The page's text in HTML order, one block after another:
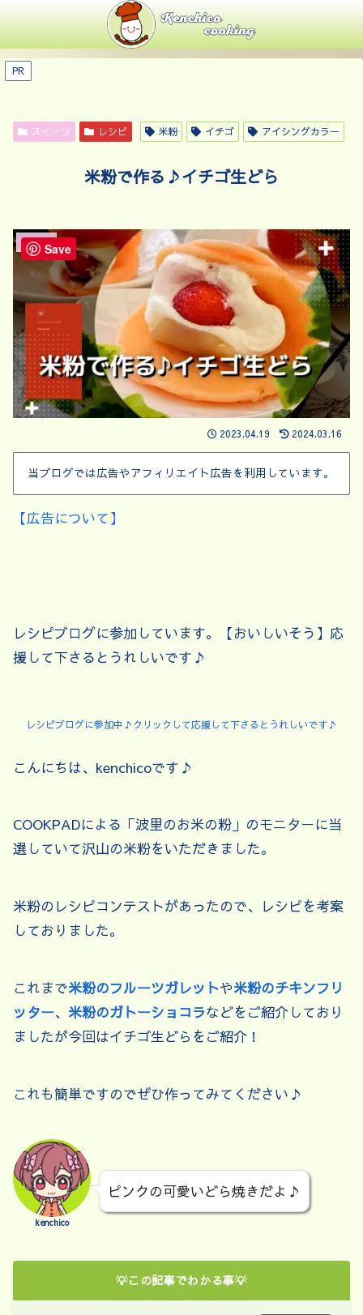
PR
スイーツ レシピ 米粉 イチゴ アイシングカラー
米粉で作る♪イチゴ生どら
スイーツ
2023.04.19 2024.03.16
当ブログでは広告やアフィリエイト広告を利用しています。
【広告について】
レシピブログに参加しています。【おいしいそう】応
援して下さるとうれしいです♪
レシピブログに参加中♪クリックして応援して下さるとうれしいです♪
こんにちは、kenchicoです♪
COOKPADによる「波里のお米の粉」のモニターに当
選していて沢山の米粉をいただきました。
米粉のレシピコンテストがあったので、レシピを考案
しておりました。
これまで米粉のフルーツガレットや米粉のチキンフリ
ッター、 米粉のガトーショコラなどをご紹介しており
ましたが今回はイチゴ生どらをご紹介！
これも簡単ですのでぜひ作ってみてください♪
kenchico
ピンクの可愛いどら焼きだよ♪
💡この記事でわかる事💡
Save